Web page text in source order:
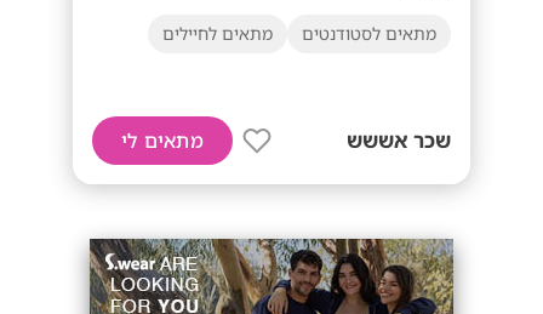
מתאים לסטודנטים מתאים לחיילים
שכר אששש מתאים לי